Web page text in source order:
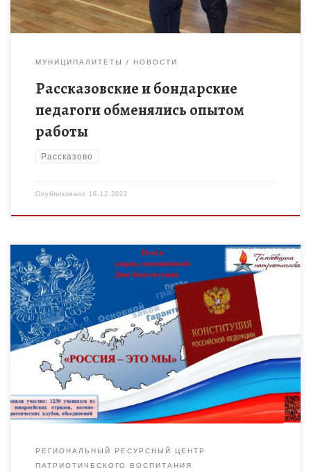
МУНИЦИПАЛИТЕТЫ НОВОСТИ
Рассказовские и бондарские
педагоги обменялись опытом
работы
Рассказово
Опубликовано 16.12.2022
12 декабря 2022 года в День Конституции, в рамках
регионального дистанционного событийного марафона
«Тамбовщина патриотическая», прошла акция «Россия – это
мы». В акции приняли участие […]
РЕГИОНАЛЬНЫЙ РЕСУРСНЫЙ ЦЕНТР
ПАТРИОТИЧЕСКОГО ВОСПИТАНИЯ